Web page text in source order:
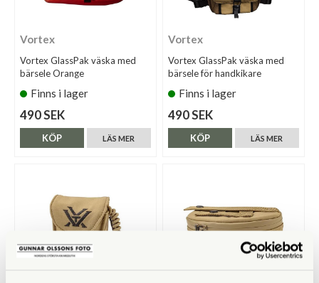
Vortex
Vortex GlassPak väska med
bärsele Orange
Finns i lager
490 SEK
LÄS MER
KÖP
Vortex
Vortex GlassPak väska med
bärsele för handkikare
Finns i lager
490 SEK
LÄS MER
KÖP